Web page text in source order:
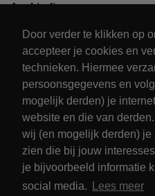
Door verder te klikken op
accepteer je cookies en
technieken. Hiermee
persoonsgegevens en
mogelijk derden) je
website en die van
wij (en mogelijk derden) je
zien die bij jouw
je bijvoorbeeld informatie
social media.
Lees meer
Aanbiedingen
Klantenservice